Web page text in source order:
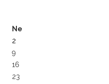
Ne
2
9
16
23